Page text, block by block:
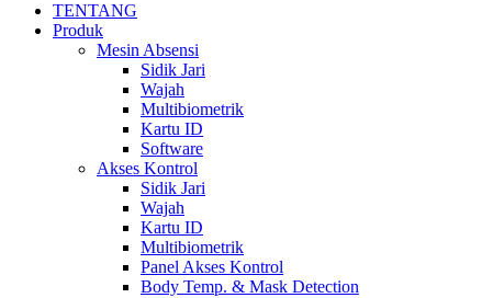
TENTANG
Produk
Mesin Absensi
Sidik Jari
Wajah
Multibiometrik
Kartu ID
Software
Akses Kontrol
Sidik Jari
Wajah
Kartu ID
Multibiometrik
Panel Akses Kontrol
Body Temp. & Mask Detection